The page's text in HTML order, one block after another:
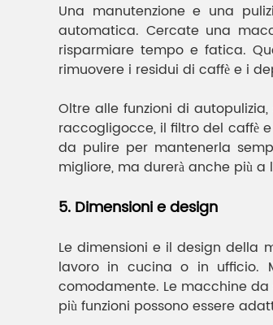
Una manutenzione e una
automatica. Cercate una
risparmiare tempo e fatica.
rimuovere i residui di caffè e i
Oltre alle funzioni di
raccogligocce, il filtro del caffè
da pulire per mantenerla
migliore, ma durerà anche più
5. Dimensioni e design
Le dimensioni e il design della
lavoro in cucina o in ufficio.
comodamente. Le macchine
più funzioni possono essere